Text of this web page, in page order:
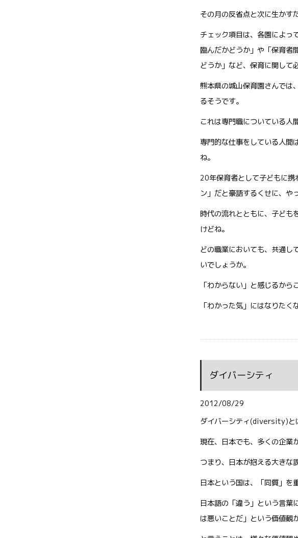
その月の反省点と次に生かす
チェック項目は、各園によっ
臨んだかどうか」や「保育者
どうか」など、保育に関して
熊本県の城山保育園さんでは
るそうです。
これは専門職についている人
専門的な仕事をしている人間
ね。
20年保育者として子どもに
ン」だと豪語するくせに、や
時代の流れとともに、子ども
けどね。
どの職業においても、共通し
いでしょうか。
「わからない」と感じるか
「わかった気」にはなりたく
ダイバーシティ
2012/08/29
ダイバーシティ(diversity)と
現在、日本でも、多くの企業
つまり、日本が抱える大きな
日本という国は、「同質」を
日本語の「違う」という言
は悪いことだ」という価値観